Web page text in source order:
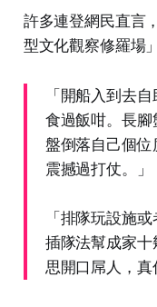
許多連登網民直言
型文化觀察修羅場
「開船入到去
食過飯咁。長
盤倒落自己個
震撼過打仗。」
「排隊玩設施
插隊法幫成家
思開口屌人，真